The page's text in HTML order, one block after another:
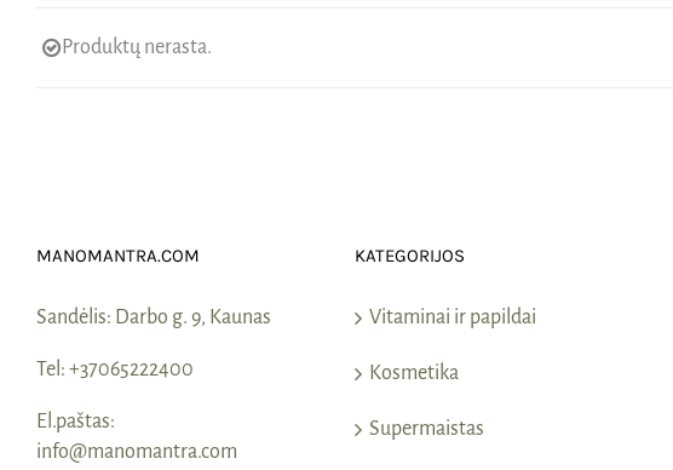
Produktų nerasta.
MANOMANTRA.COM
Sandėlis: Darbo g. 9, Kaunas
Tel: +37065222400
El.paštas:
info@manomantra.com
KATEGORIJOS
Vitaminai ir papildai
Kosmetika
Supermaistas